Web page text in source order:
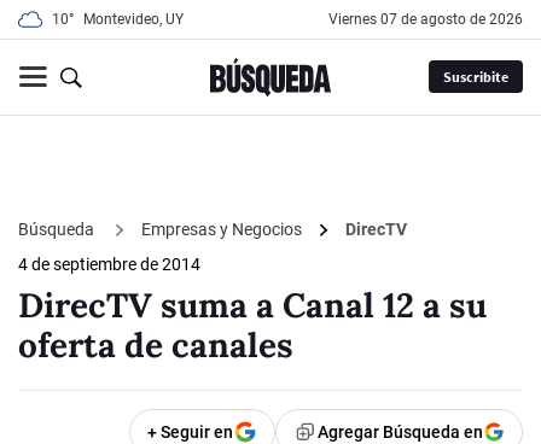
10° Montevideo, UY viernes 07 de agosto de 2026
Suscribite
Búsqueda Empresas y Negocios
DirecTV
4 de septiembre de 2014
DirecTV suma a Canal 12 a su
oferta de canales
+ Seguir en Agregar Búsqueda en